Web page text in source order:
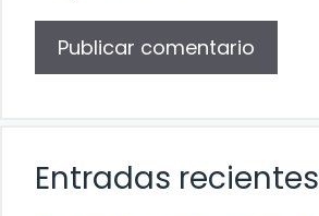
Entradas recientes